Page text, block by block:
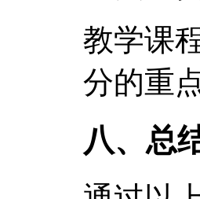
教学课
分的重
八、总